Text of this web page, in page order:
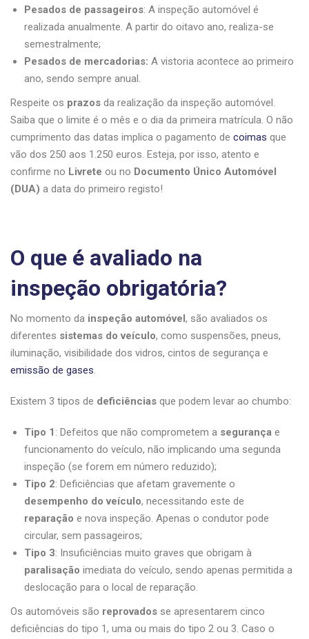
Pesados de passageiros: A inspeção automóvel é
realizada anualmente. A partir do oitavo ano, realiza-se
semestralmente;
Pesados de mercadorias: A vistoria acontece ao primeiro
ano, sendo sempre anual.
Respeite os prazos da realização da inspeção automóvel.
Saiba que o limite é o mês e o dia da primeira matrícula. O não
cumprimento das datas implica o pagamento de coimas que
vão dos 250 aos 1.250 euros. Esteja, por isso, atento e
confirme no Livrete ou no Documento Único Automóvel
(DUA) a data do primeiro registo!
O que é avaliado na
inspeção obrigatória?
No momento da inspeção automóvel, são avaliados os
diferentes sistemas do veículo, como suspensões, pneus,
iluminação, visibilidade dos vidros, cintos de segurança e
emissão de gases.
Existem 3 tipos de deficiências que podem levar ao chumbo:
Tipo 1 : Defeitos que não comprometem a segurança e
funcionamento do veículo, não implicando uma segunda
inspeção (se forem em número reduzido);
Tipo 2: Deficiências que afetam gravemente o
desempenho do veículo, necessitando este de
reparação e nova inspeção. Apenas o condutor pode
circular, sem passageiros;
Tipo 3: Insuficiências muito graves que obrigam à
paralisação imediata do veículo, sendo apenas permitida a
deslocação para o local de reparação.
Os automóveis são reprovados se apresentarem cinco
deficiências do tipo 1, uma ou mais do tipo 2 ou 3. Caso o